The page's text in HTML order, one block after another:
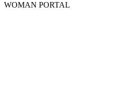
WOMAN PORTAL